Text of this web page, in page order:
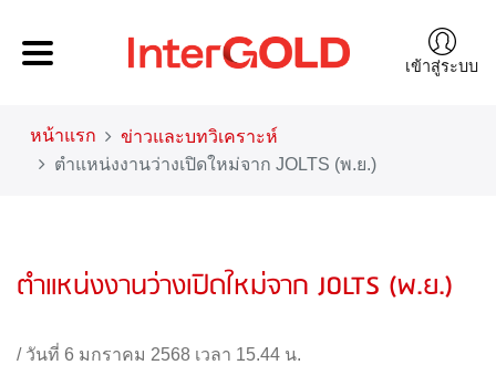
เข้าสู่ระบบ
หน้าแรก
ข่าวและบทวิเคราะห์
ตำแหน่งงานว่างเปิดใหม่จาก JOLTS (พ.ย.)
ตำแหน่งงานว่างเปิดใหม่จาก JOLTS (พ.ย.)
/ วันที่ 6 มกราคม 2568 เวลา 15.44 น.